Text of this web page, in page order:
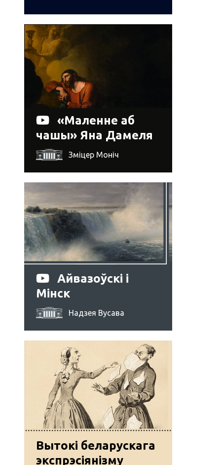
«Маленне аб
чашы» Яна Дамеля
Зміцер Моніч
Айвазоўскі і
Мінск
Надзея Вусава
Вытокі беларускага
экспрэсіянізму